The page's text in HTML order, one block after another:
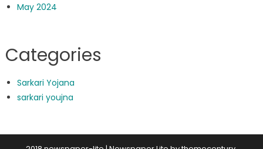
May 2024
Categories
Sarkari Yojana
sarkari youjna